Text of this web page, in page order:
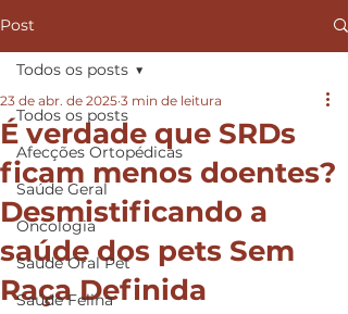
Post
Todos os posts
Afecções Ortopédicas
Saúde Geral
Oncologia
Saúde Oral Pet
Saúde Felina
Todos os posts
É verdade que SRDs
ficam menos doentes?
Desmistificando a
saúde dos pets Sem
Raça Definida
23 de abr. de 2025 3 min de leitura